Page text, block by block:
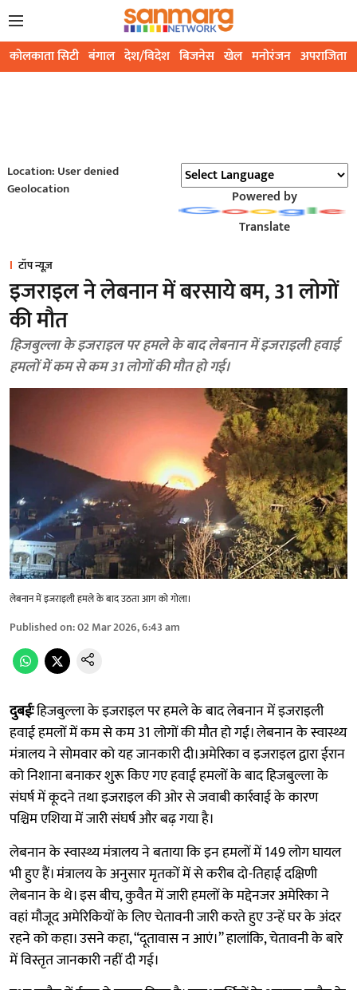
कोलकाता सिटी बंगाल देश/विदेश बिजनेस खेल मनोरंजन अपराजिता
Location: User denied
Geolocation
Powered by
Translate
टॉप न्यूज़
इजराइल ने लेबनान में बरसाये बम, 31 लोगों
की मौत
हिजबुल्ला के इजराइल पर हमले के बाद लेबनान में इजराइली हवाई
हमलों में कम से कम 31 लोगों की मौत हो गई।
लेबनान में इजराइली हमले के बाद उठता आग को गोला।
Published on:02 Mar 2026, 6:43 am
दुबईःहिजबुल्ला के इजराइल पर हमले के बाद लेबनान में इजराइली
हवाई हमलों में कम से कम 31 लोगों की मौत हो गई। लेबनान के स्वास्थ्य
मंत्रालय ने सोमवार को यह जानकारी दी।अमेरिका व इजराइल द्वारा ईरान
को निशाना बनाकर शुरू किए गए हवाई हमलों के बाद हिजबुल्ला के
संघर्ष में कूदने तथा इजराइल की ओर से जवाबी कार्रवाई के कारण
पश्चिम एशिया में जारी संघर्ष और बढ़ गया है।
लेबनान के स्वास्थ्य मंत्रालय ने बताया कि इन हमलों में 149 लोग घायल
भी हुए हैं। मंत्रालय के अनुसार मृतकों में से करीब दो-तिहाई दक्षिणी
लेबनान के थे। इस बीच, कुवैत में जारी हमलों के मद्देनजर अमेरिका ने
वहां मौजूद अमेरिकियों के लिए चेतावनी जारी करते हुए उन्हें घर के अंदर
रहने को कहा। उसने कहा, “दूतावास न आएं।” हालांकि, चेतावनी के बारे
में विस्तृत जानकारी नहीं दी गई।